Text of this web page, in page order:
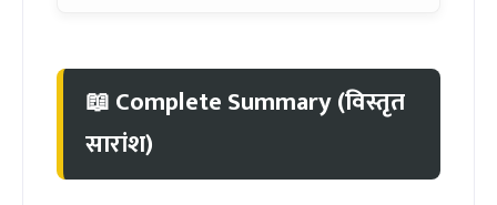
📖 Complete Summary (विस्तृत
सारांश)